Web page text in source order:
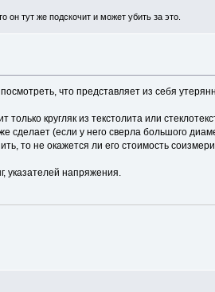
тут же подскочит и может убить за это.
что представляет из себя
кругляк из текстолита или
сделает (если у него сверла большого
то не окажется ли его стоимость
указателей напряжения.